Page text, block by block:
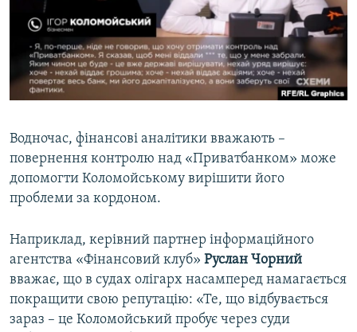
​Водночас, фінансові аналітики вважають –
повернення контролю над «Приватбанком» може
допомогти Коломойському вирішити його
проблеми за кордоном.
Наприклад, керівний партнер інформаційного
агентства «Фінансовий клуб» Руслан Чорний
вважає, що в судах олігарх насамперед намагається
покращити свою репутацію: «Те, що відбувається
зараз – це Коломойський пробує через суди